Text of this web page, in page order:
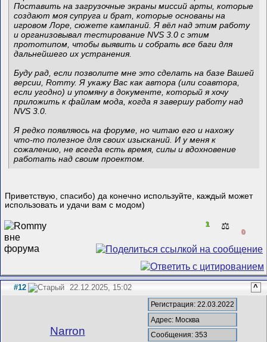
Поставить на загрузочные экраны миссий арты, которые
создают моя супруга и брат, которые основаны на
игровом Лоре, сюжете кампаний. Я вёл над этим работу
и организовывал тестирование NVS 3.0 с этим
прототипом, чтобы выявить и собрать все баги для
дальнейшего их устранения.
Буду рад, если позволите мне это сделать на базе Вашей
версии, Rommy. Я укажу Вас как автора (или соавтора,
если угодно) и упомяну в документе, который я хочу
приложить к файлам мода, когда я завершу работу над
NVS 3.0.
Я редко появляюсь на форуме, но читаю его и нахожу
что-то полезное для своих изысканий. И у меня к
сожалению, не всегда есть время, силы и вдохновение
работать над своим проектом.
Приветствую, спасибо) да конечно используйте, каждый может
использовать и удачи вам с модом)
1 ⚖️
0
#12 22.12.2025, 15:02 ^
Narron
Регистрация: 22.03.2022
Адрес: Москва
Сообщения: 353